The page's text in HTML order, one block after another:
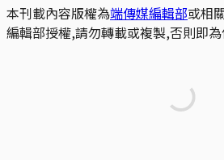
本刊載內容版權為端傳媒編輯部或相
編輯部授權,請勿轉載或複製,否則即為